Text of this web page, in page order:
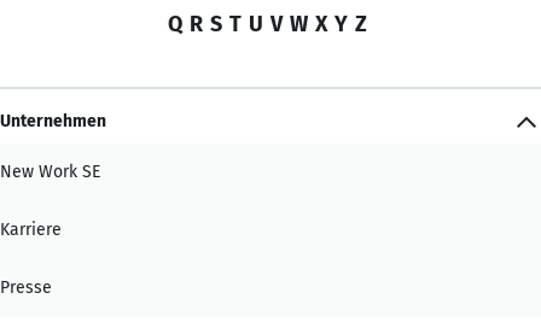
Q R S T U V W X Y Z
Unternehmen
New Work SE
Karriere
Presse